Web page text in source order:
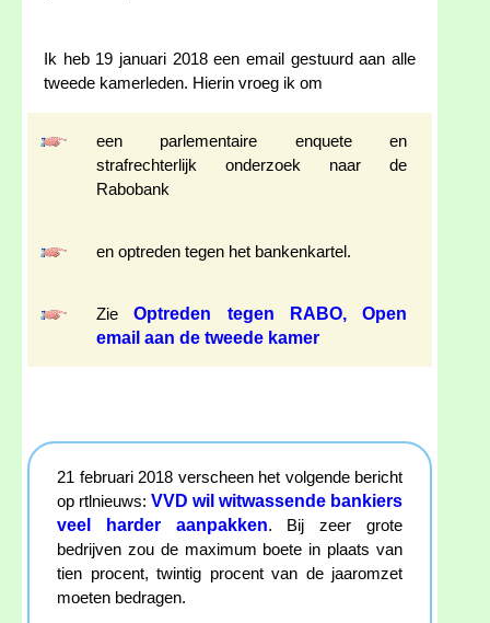
Ik heb 19 januari 2018 een email gestuurd aan alle
tweede kamerleden. Hierin vroeg ik om
een parlementaire enquete en
strafrechterlijk onderzoek naar de
Rabobank
en optreden tegen het bankenkartel.
ZieOptreden tegen RABO, Open
email aan de tweede kamer
21 februari 2018 verscheen het volgende bericht
op rtlnieuws: VVD wil witwassende bankiers
veel harder aanpakken. Bij zeer grote
bedrijven zou de maximum boete in plaats van
tien procent, twintig procent van de jaaromzet
moeten bedragen.